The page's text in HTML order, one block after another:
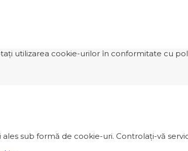
utilizarea cookie-urilor în conformitate cu
sub formă de cookie-uri. Controlați-vă